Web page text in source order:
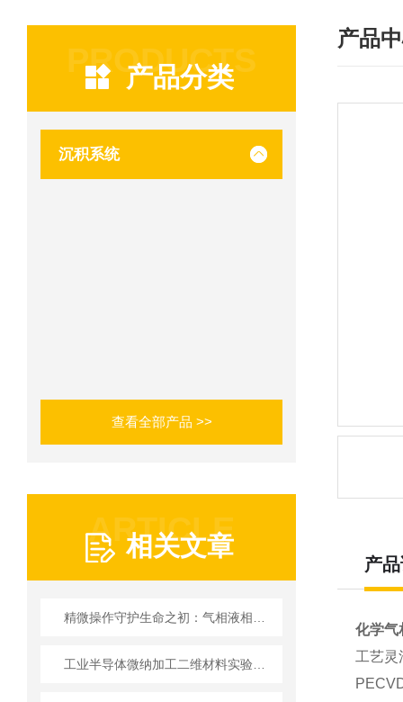
PRODUCTS
产品分类
沉积系统
查看全部产品 >>
ARTICLE
相关文章
产品
产
化学气
工艺灵